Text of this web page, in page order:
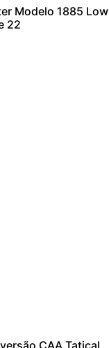
Modelo 1885 Low
22
CAA Tatical